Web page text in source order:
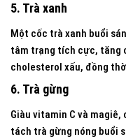
5. Trà xanh
Một cốc trà xanh buổi
tâm trạng tích cực, tăng
cholesterol xấu, đồng
6. Trà gừng
Giàu vitamin C và
tách trà gừng nóng buổi